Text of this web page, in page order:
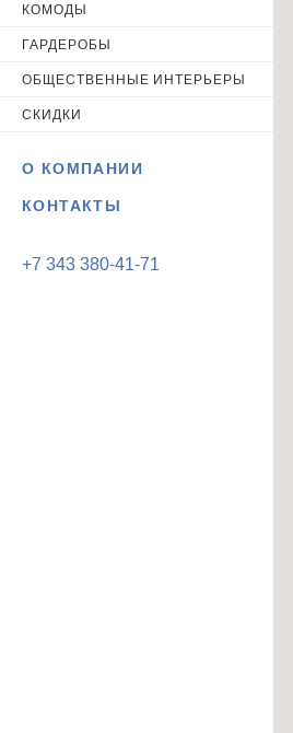
КОМОДЫ
ГАРДЕРОБЫ
ОБЩЕСТВЕННЫЕ ИНТЕРЬЕРЫ
СКИДКИ
О КОМПАНИИ
КОНТАКТЫ
+7 343 380-41-71